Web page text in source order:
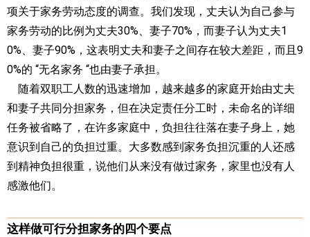
项关于家务劳动态度的调查。我们发现，丈夫认为自己参与
家务劳动的比例为丈夫30%、妻子70%，而妻子认为丈夫1
0%、妻子90%，这表明丈夫和妻子之间存在较大差距，而且9
0%的 “无名家务 “也由妻子承担。
随着双职工人数的迅速增加，越来越多的家庭开始由丈夫
和妻子共同分担家务，但在决定责任分工时，未命名的详细
任务被省略了，在许多家庭中，负担往往落在妻子身上，她
意识到自己的负担过重。大多数感到家务负担沉重的人还感
到精神负担很重，说他们从来没有做过家务，家里也没有人
感激他们。
这样做可行分担家务的四个要点